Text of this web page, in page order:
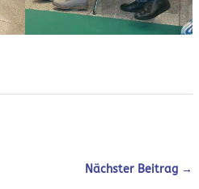
Nächster Beitrag →